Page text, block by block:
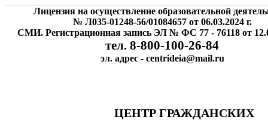
Лицензия на осуществление образовательной
№ Л035-01248-56/01084657 от 06.03.2024 г.
СМИ. Регистрационная запись ЭЛ № ФС 77 - 76118 от
тел. 8-800-100-26-84
эл. адрес - centrideia@mail.ru
ЦЕНТР